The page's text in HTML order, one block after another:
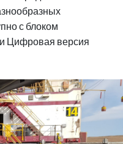
с блоком
Цифровая версия